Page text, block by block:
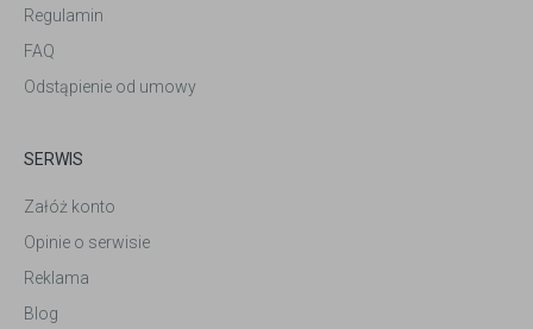
Regulamin
FAQ
Odstąpienie od umowy
SERWIS
Załóż konto
Opinie o serwisie
Reklama
Blog